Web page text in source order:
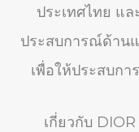
ประเทศไทย แ
ประสบการณ์ด้าน
เพื่อให้ประสบก
เกี่ยวกับ